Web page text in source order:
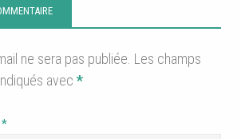
ne sera pas publiée. Les champs
avec *
*